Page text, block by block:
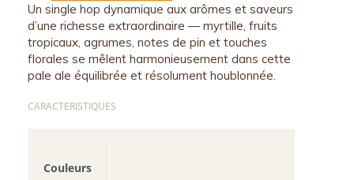
Un single hop dynamique aux arômes et saveurs
d’une richesse extraordinaire — myrtille, fruits
tropicaux, agrumes, notes de pin et touches
florales se mêlent harmonieusement dans cette
pale ale équilibrée et résolument houblonnée.
CARACTERISTIQUES
Couleurs